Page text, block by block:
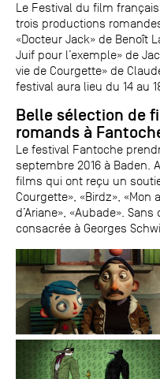
Le Festival du film
trois productions
«Docteur Jack» de Benoît
Juif pour l’exemple» de
vie de Courgette» de
festival aura lieu du 14 au
Belle sélection de
romands à
Le festival Fantoche
septembre 2016 à Baden.
films qui ont reçu un
Courgette», «Birdz», «Mon
d’Ariane», «Aubade».
consacrée à Georges